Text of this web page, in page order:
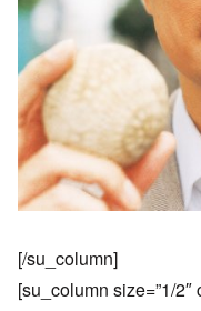
[/su_column]
[su_column size=”1/2″